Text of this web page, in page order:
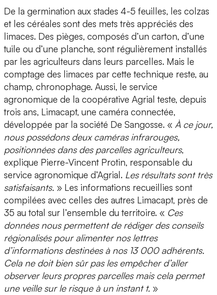
De la germination aux stades 4-5 feuilles, les colzas
et les céréales sont des mets très appréciés des
limaces. Des pièges, composés d’un carton, d’une
tuile ou d’une planche, sont régulièrement installés
par les agriculteurs dans leurs parcelles. Mais le
comptage des limaces par cette technique reste, au
champ, chronophage. Aussi, le service
agronomique de la coopérative Agrial teste, depuis
trois ans, Limacapt, une caméra connectée,
développée par la société De Sangosse. « À ce jour,
nous possédons deux caméras infrarouges,
positionnées dans des parcelles agriculteurs,
explique Pierre-Vincent Protin, responsable du
service agronomique d’Agrial. Les résultats sont très
satisfaisants. » Les informations recueillies sont
compilées avec celles des autres Limacapt, près de
35 au total sur l’ensemble du territoire. « Ces
données nous permettent de rédiger des conseils
régionaliséspour alimenter nos lettres
d’informations destinées à nos 13 000 adhérents.
Cela ne doit bien sûr pas les empêcher d’aller
observer leurs propres parcelles mais cela permet
une veille sur le risque à un instant t. »